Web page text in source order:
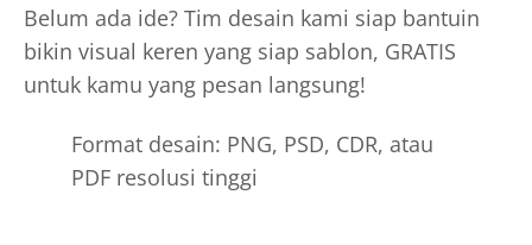
Belum ada ide? Tim desain kami siap bantuin
bikin visual keren yang siap sablon, GRATIS
untuk kamu yang pesan langsung!
Format desain: PNG, PSD, CDR, atau
PDF resolusi tinggi